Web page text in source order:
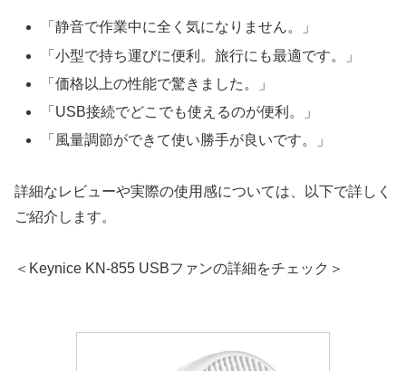
「静音で作業中に全く気になりません。」
「小型で持ち運びに便利。旅行にも最適です。」
「価格以上の性能で驚きました。」
「USB接続でどこでも使えるのが便利。」
「風量調節ができて使い勝手が良いです。」
詳細なレビューや実際の使用感については、以下で詳しく
ご紹介します。
＜Keynice KN-855 USBファンの詳細をチェック＞